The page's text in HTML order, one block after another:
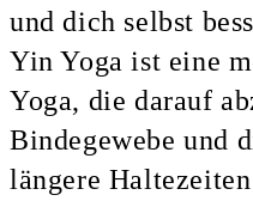
und dich selbst
Yin Yoga ist eine
Yoga, die darauf
Bindegewebe und
längere